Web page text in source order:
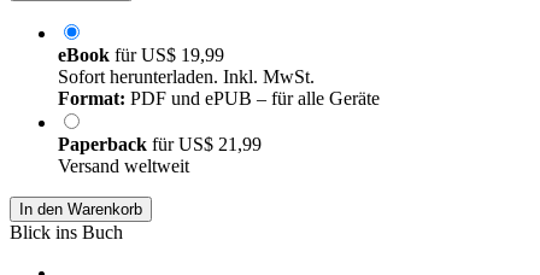
eBook fürUS$ 19,99
Sofort herunterladen. Inkl. MwSt.
Format: PDF und ePUB – für alle Geräte
Paperback fürUS$ 21,99
Versand weltweit
In den Warenkorb
Blick ins Buch